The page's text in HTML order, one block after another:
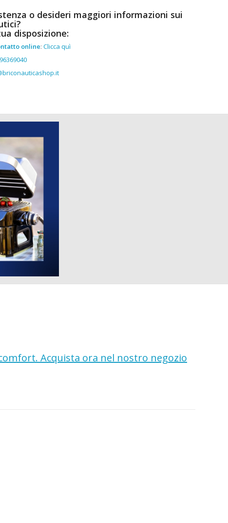
o desideri maggiori informazioni sui
disposizione:
online:Clicca quì
Acquista ora nel nostro negozio